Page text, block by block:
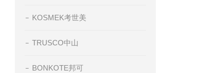
KOSMEK考世美
TRUSCO中山
BONKOTE邦可